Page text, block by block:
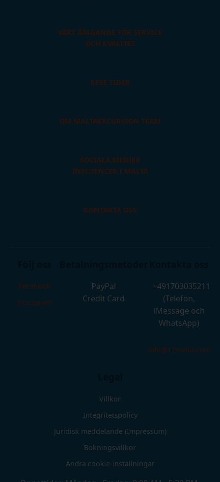
VÅRT ÅTAGANDE FÖR SERVICE
OCH KVALITET
RESE TIDER
OM MALTAEXCURSION TEAM
SOCIALA MEDIER
INFLUENCER I MALTA
KONTAKTA OSS
Facebook
Instagram
PayPal
Credit Card
+491703035211
(Telefon,
iMessage och
WhatsApp)
info@12malta.com
Villkor
Integritetspolicy
Juridisk meddelande (Impressum)
Bokningsvillkor
Ändra cookie-inställningar